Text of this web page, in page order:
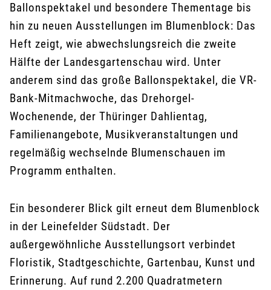
Ballonspektakel und besondere Thementage bis
hin zu neuen Ausstellungen im Blumenblock: Das
Heft zeigt, wie abwechslungsreich die zweite
Hälfte der Landesgartenschau wird. Unter
anderem sind das große Ballonspektakel, die VR-
Bank-Mitmachwoche, das Drehorgel-
Wochenende, der Thüringer Dahlientag,
Familienangebote, Musikveranstaltungen und
regelmäßig wechselnde Blumenschauen im
Programm enthalten.
Ein besonderer Blick gilt erneut dem Blumenblock
in der Leinefelder Südstadt. Der
außergewöhnliche Ausstellungsort verbindet
Floristik, Stadtgeschichte, Gartenbau, Kunst und
Erinnerung. Auf rund 2.200 Quadratmetern